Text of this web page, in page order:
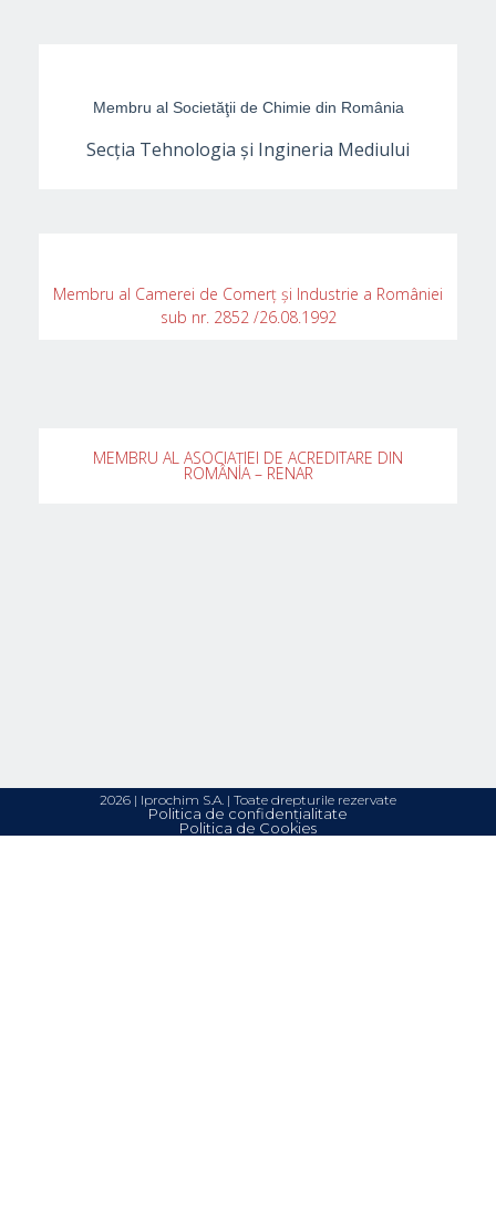
Membru al Societăţii de Chimie din România
Secţia Tehnologia şi Ingineria Mediului
Membru al Camerei de Comerţ şi Industrie a României
sub nr. 2852 /26.08.1992
MEMBRU AL ASOCIAȚIEI DE ACREDITARE DIN
ROMÂNIA – RENAR
2026 | Iprochim S.A. | Toate drepturile rezervate
Politica de confidențialitate
Politica de Cookies